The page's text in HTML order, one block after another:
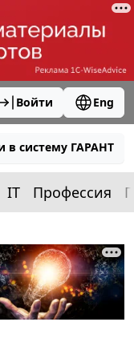
Войти Eng
в систему ГАРАНТ
IT Профессия